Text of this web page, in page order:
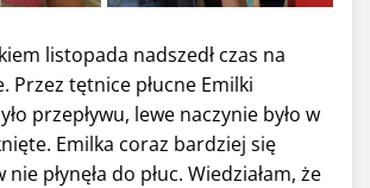
listopada nadszedł czas na
Przez tętnice płucne Emilki
przepływu, lewe naczynie było w
Emilka coraz bardziej się
płynęła do płuc. Wiedziałam, że